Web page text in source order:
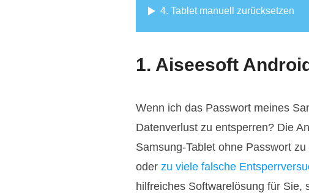
4. Tablet manuell zurücksetzen
1. Aiseesoft
Wenn ich das Passwort meines
Datenverlust zu entsperren? Die
Samsung-Tablet ohne Passwort
oder zu viele falsche
hilfreiches Softwarelösung für Sie,